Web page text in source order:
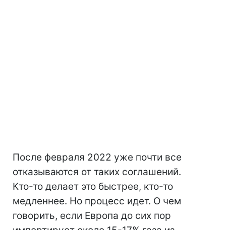
После февраля 2022 уже почти все
отказываются от таких соглашений.
Кто-то делает это быстрее, кто-то
медленнее. Но процесс идет. О чем
говорить, если Европа до сих пор